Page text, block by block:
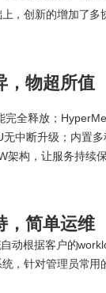
，创新的增加了多
，物超所值
完全释放；
无中断升级；内置
架构，让服务持续保
，简单运维
动根据客户的
，针对管理员常